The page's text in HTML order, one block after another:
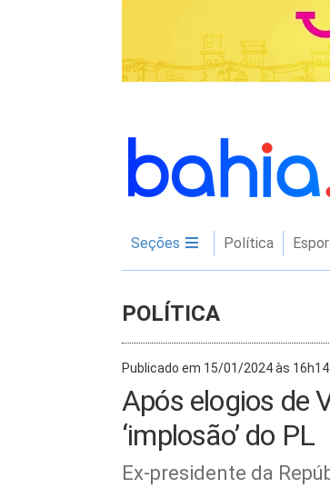
Seções Política
POLÍTICA
Publicado em 15/01/2024 às 16h14.
Após elogios de
‘implosão’ do PL
Ex-presidente da